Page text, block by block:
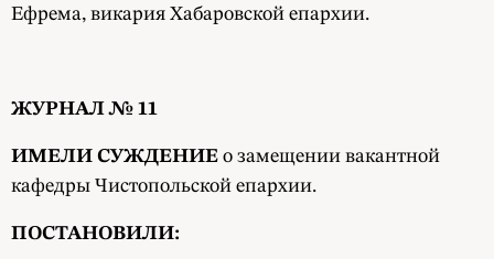
Ефрема, викария Хабаровской епархии.
ЖУРНАЛ № 11
ИМЕЛИ СУЖДЕНИЕ о замещении вакантной
кафедры Чистопольской епархии.
ПОСТАНОВИЛИ: